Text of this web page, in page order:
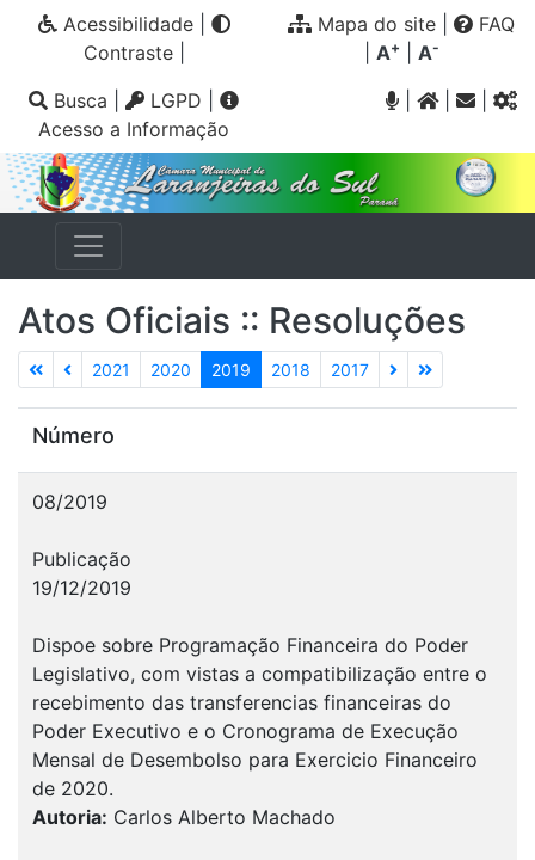
Acessibilidade|
Contraste|
Mapa do site
FAQ
A+ A-
Busca LGPD
Acesso a Informação
|
Atos Oficiais :: Resoluções
2021 2020 2019 2018 2017
Número
08/2019
Publicação
19/12/2019
Dispoe sobre Programação Financeira do Poder
Legislativo, com vistas a compatibilização entre o
recebimento das transferencias financeiras do
Poder Executivo e o Cronograma de Execução
Mensal de Desembolso para Exercicio Financeiro
de 2020.
Autoria: Carlos Alberto Machado